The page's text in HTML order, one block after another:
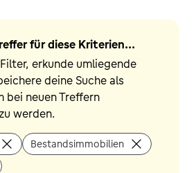
für diese Kriterien...
erkunde umliegende
deine Suche als
bei neuen Treffern
werden.
Bestandsimmobilien